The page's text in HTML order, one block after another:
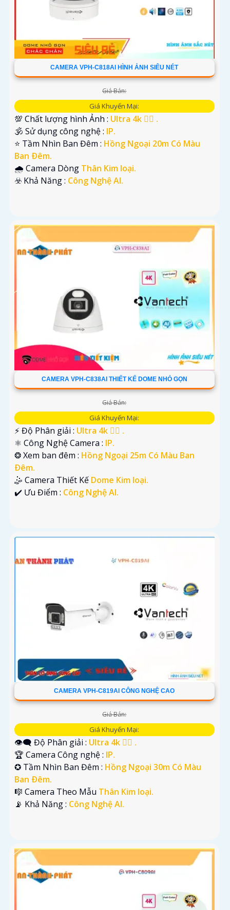
CAMERA VPH-C818AI HÌNH ẢNH SIÊU NÉT
Giá Bán:
Giá Khuyến Mại:
💯 Chất lượng hình Ảnh : Ultra 4k 👍🏾 .
🕉️ Sử dụng công nghệ : IP.
⭐ Tầm Nhìn Ban Đêm : Hồng Ngoại 20m Có Màu
Ban Ðêm.
🌧️ Camera Dòng Thân Kim loại.
️☣️ Khả Năng : Công Nghệ AI.
CAMERA VPH-C838AI THIẾT KẾ DOME NHỎ GỌN
Giá Bán:
Giá Khuyến Mại:
️⚡ Độ Phân giải : Ultra 4k 👍🏾 .
⚛️ Công Nghệ Camera : IP.
❂ Xem ban đêm : Hồng Ngoại 25m Có Màu Ban
Ðêm.
🤹 Camera Thiết Kế Dome Kim loại.
️✔️ Ưu Điểm : Công Nghệ AI.
CAMERA VPH-C819AI CÔNG NGHỆ CAO
Giá Bán:
Giá Khuyến Mại:
👁️‍🗨 Độ Phân giải : Ultra 4k 👍🏾 .
🏆 Camera Công nghệ : IP.
✪ Tầm Nhìn Ban Đêm : Hồng Ngoại 30m Có Màu
Ban Ðêm.
🎼️ Camera Theo Mẫu Thân Kim loại.
️📡 Khả Năng : Công Nghệ AI.